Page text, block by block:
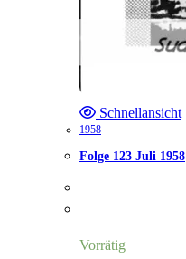
Schnellansicht
1958
Folge 123 Juli 1958
Vorrätig